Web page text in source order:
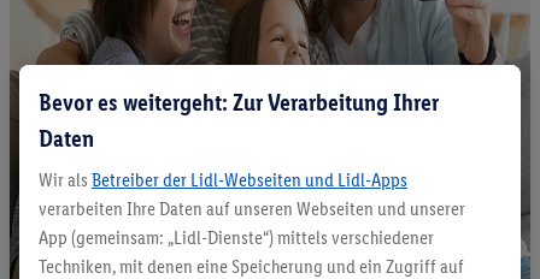
Bevor es weitergeht: Zur Verarbeitung Ihrer
Daten
Wir als Betreiber der Lidl-Webseiten und Lidl-Apps
verarbeiten Ihre Daten auf unseren Webseiten und unserer
App (gemeinsam: „Lidl-Dienste“) mittels verschiedener
Techniken, mit denen eine Speicherung und ein Zugriff auf